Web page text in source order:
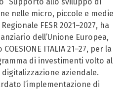
nelle micro, piccole e medie
FESR 2021–2027, ha
dell’Unione Europea,
ITALIA 21–27, per la
di investimenti volto al
aziendale.
l’implementazione di